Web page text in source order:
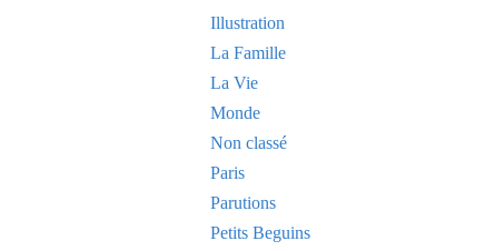
Illustration
La Famille
La Vie
Monde
Non classé
Paris
Parutions
Petits Beguins